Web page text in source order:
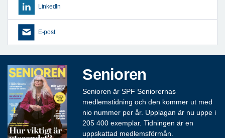
LinkedIn
E-post
Senioren
Senioren är SPF Seniorernas
medlemstidning och den kommer ut med
nio nummer per år. Upplagan är nu uppe i
205 400 exemplar. Tidningen är en
uppskattad medlemsförmån.